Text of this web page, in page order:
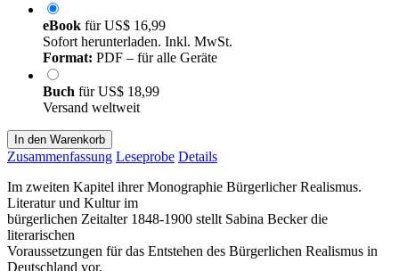
eBook fürUS$ 16,99
Sofort herunterladen. Inkl. MwSt.
Format: PDF – für alle Geräte
Buch fürUS$ 18,99
Versand weltweit
In den Warenkorb
Zusammenfassung Leseprobe Details
Im zweiten Kapitel ihrer Monographie Bürgerlicher Realismus.
Literatur und Kultur im
bürgerlichen Zeitalter 1848-1900 stellt Sabina Becker die
literarischen
Voraussetzungen für das Entstehen des Bürgerlichen Realismus in
Deutschland vor.